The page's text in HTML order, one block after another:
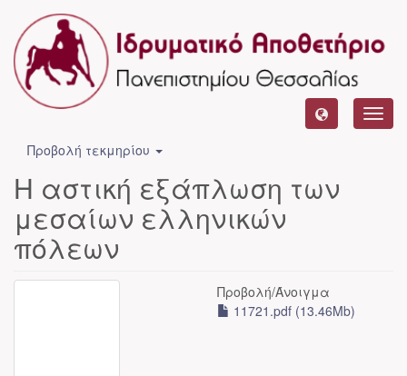
Προβολή τεκμηρίου
Η αστική εξάπλωση των
μεσαίων ελληνικών
πόλεων
Προβολή/Άνοιγμα
11721.pdf (13.46Mb)